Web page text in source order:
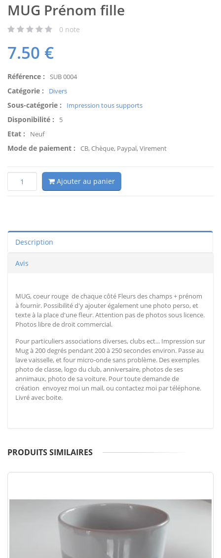
MUG Prénom fille
0 note
7.50 €
Référence : SUB 0004
Catégorie : Divers
Sous-catégorie : Impression tous supports
Disponibilité : 5
Etat : Neuf
Mode de paiement : CB, Chèque, Paypal, Virement
Ajouter au panier
Description
Avis
MUG, coeur rouge de chaque côté Fleurs des champs + prénom
à fournir. Possibilité d'y ajouter également une photo perso, et
texte à la place d'une fleur. Attention pas de photos sous licence.
Photos libre de droit commercial.
Pour particuliers associations diverses, clubs ect... Impression sur
Mug à 200 degrés pendant 200 à 250 secondes environ. Passe au
lave vaisselle, et four micro-onde sans problème. Des exemples
photo de classe, logo du club, anniversaire, photos de ses
annimaux, photo de sa voiture. Pour toute demande de
création envoyez moi un mail, ou contactez moi par téléphone.
Livré avec boite.
PRODUITS SIMILAIRES